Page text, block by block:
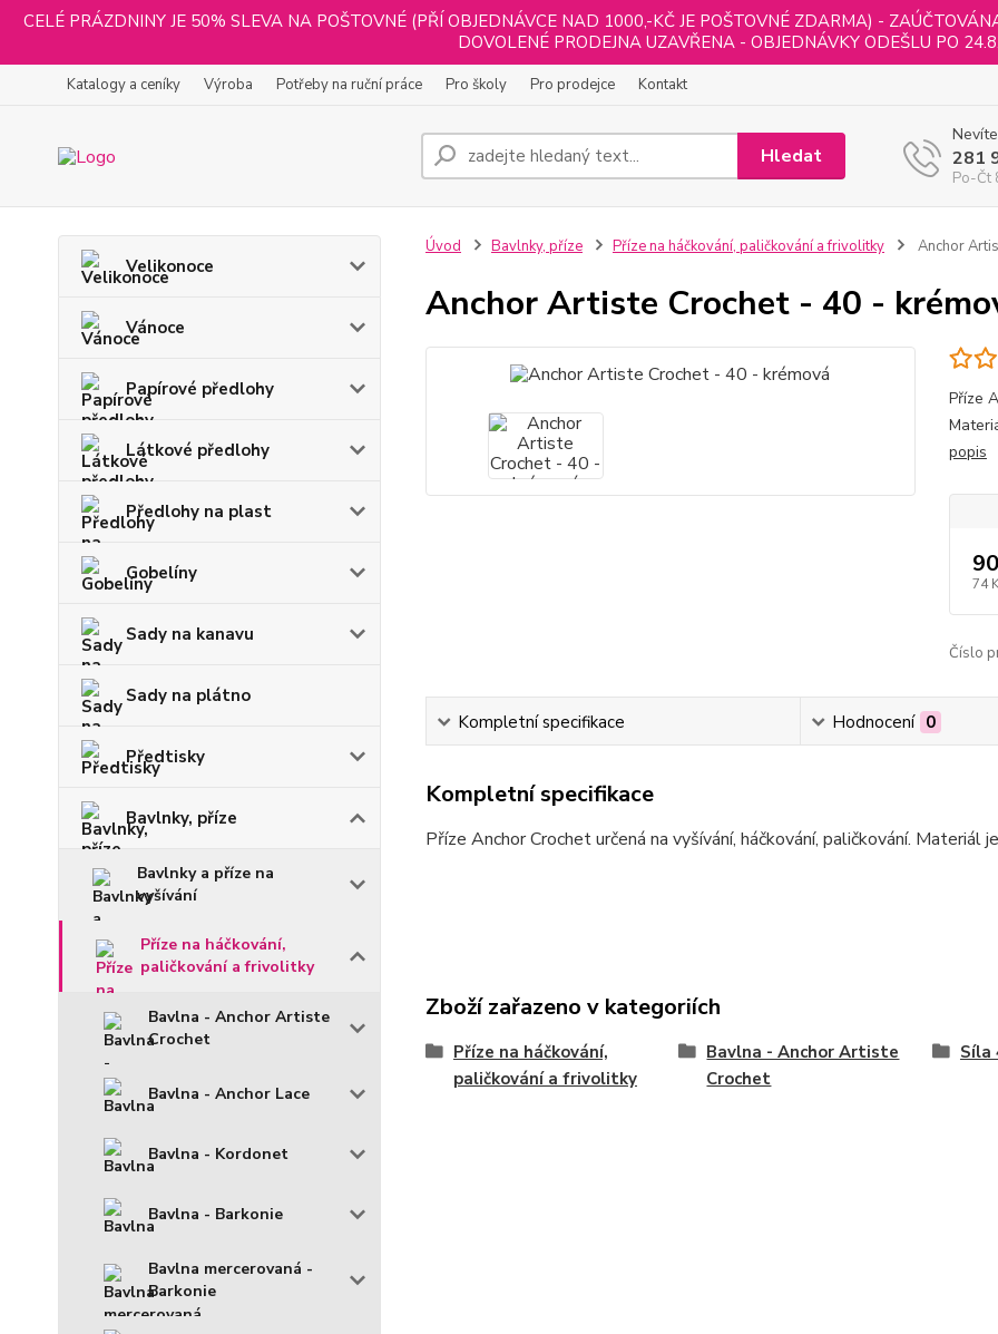
CELÉ PRÁZDNINY JE 50% SLEVA NA POŠTOVNÉ (PŘÍ OBJEDNÁVCE NAD 1000,-KČ JE POŠTOVNÉ ZDARMA) -
DOVOLENÉ PRODEJNA UZAVŘENA - OBJEDNÁVKY ODEŠLU PO
Katalogy a ceníky Výroba Potřeby na ruční práce Pro školy Pro prodejce Kontakt
Hledat 281
Po-Čt
Velikonoce
Vánoce
Papírové předlohy
Látkové předlohy
Předlohy na plast
Gobelíny
Sady na kanavu
Sady na plátno
Předtisky
Bavlnky, příze
Bavlnky a příze na
vyšívání
Příze na háčkování,
paličkování a frivolitky
Bavlna - Anchor Artiste
Crochet
Bavlna - Anchor Lace
Bavlna - Kordonet
Bavlna - Barkonie
Bavlna mercerovaná -
Barkonie
Úvod Bavlnky, příze Příze na háčkování, paličkování a frivolitky Anchor
Anchor Artiste Crochet - 40 -
Příze
popis
74
Číslo
Kompletní specifikace Hodnocení 0
Kompletní specifikace
Příze Anchor Crochet určená na vyšívání, háčkování, paličkování.
Zboží zařazeno v kategoriích
Příze na háčkování,
paličkování a frivolitky
Bavlna - Anchor Artiste
Crochet
Síla